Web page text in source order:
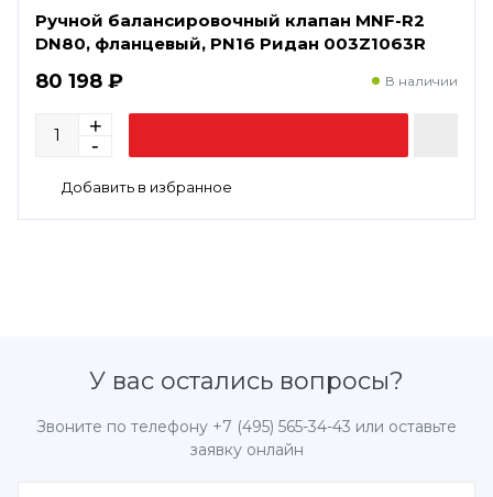
Ручной балансировочный клапан MNF-R2
DN80, фланцевый, PN16 Ридан 003Z1063R
80 198 ₽ В наличии
У вас остались вопросы?
Звоните по телефону +7 (495) 565-34-43 или оставьте
заявку онлайн